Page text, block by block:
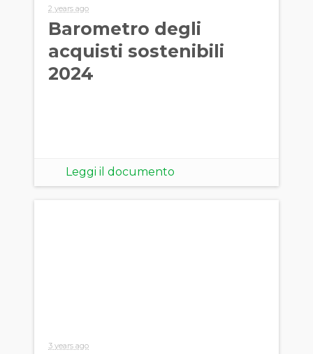
2 years ago
Barometro degli
acquisti sostenibili
2024
Leggi il documento
3 years ago